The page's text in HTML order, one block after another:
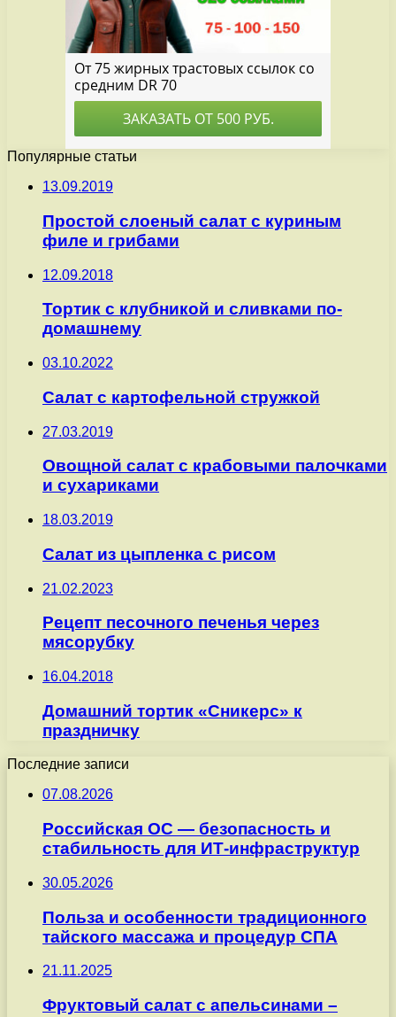
Популярные статьи
13.09.2019
Простой слоеный салат с куриным
филе и грибами
12.09.2018
Тортик с клубникой и сливками по-
домашнему
03.10.2022
Салат с картофельной стружкой
27.03.2019
Овощной салат с крабовыми палочками
и сухариками
18.03.2019
Салат из цыпленка с рисом
21.02.2023
Рецепт песочного печенья через
мясорубку
16.04.2018
Домашний тортик «Сникерс» к
праздничку
Последние записи
07.08.2026
Российская ОС — безопасность и
стабильность для ИТ-инфраструктур
30.05.2026
Польза и особенности традиционного
тайского массажа и процедур СПА
21.11.2025
Фруктовый салат с апельсинами –